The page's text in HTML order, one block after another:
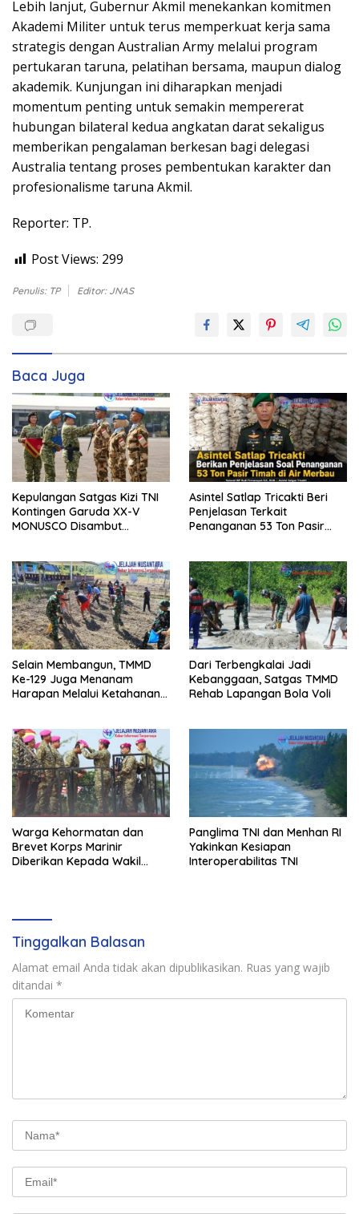
Lebih lanjut, Gubernur Akmil menekankan komitmen
Akademi Militer untuk terus memperkuat kerja sama
strategis dengan Australian Army melalui program
pertukaran taruna, pelatihan bersama, maupun dialog
akademik. Kunjungan ini diharapkan menjadi
momentum penting untuk semakin mempererat
hubungan bilateral kedua angkatan darat sekaligus
memberikan pengalaman berkesan bagi delegasi
Australia tentang proses pembentukan karakter dan
profesionalisme taruna Akmil.
Reporter: TP.
Post Views: 299
Penulis: TP Editor: JNAS
Baca Juga
Kepulangan Satgas Kizi TNI
Kontingen Garuda XX-V
MONUSCO Disambut
Asintel Satlap Tricakti Beri
Penjelasan Terkait
Penanganan 53 Ton Pasir
Selain Membangun, TMMD
Ke-129 Juga Menanam
Harapan Melalui Ketahanan
Dari Terbengkalai Jadi
Kebanggaan, Satgas TMMD
Rehab Lapangan Bola Voli
Warga Kehormatan dan
Brevet Korps Marinir
Diberikan Kepada Wakil
Panglima TNI dan Menhan RI
Yakinkan Kesiapan
Interoperabilitas TNI
Tinggalkan Balasan
Alamat email Anda tidak akan dipublikasikan. Ruas yang wajib
ditandai *